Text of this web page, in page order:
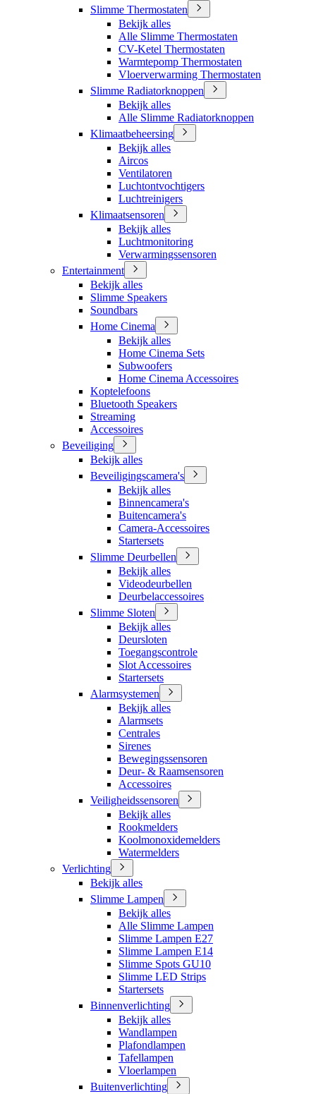
Slimme Thermostaten
Bekijk alles
Alle Slimme Thermostaten
CV-Ketel Thermostaten
Warmtepomp Thermostaten
Vloerverwarming Thermostaten
Slimme Radiatorknoppen
Bekijk alles
Alle Slimme Radiatorknoppen
Klimaatbeheersing
Bekijk alles
Aircos
Ventilatoren
Luchtontvochtigers
Luchtreinigers
Klimaatsensoren
Bekijk alles
Luchtmonitoring
Verwarmingssensoren
Entertainment
Bekijk alles
Slimme Speakers
Soundbars
Home Cinema
Bekijk alles
Home Cinema Sets
Subwoofers
Home Cinema Accessoires
Koptelefoons
Bluetooth Speakers
Streaming
Accessoires
Beveiliging
Bekijk alles
Beveiligingscamera's
Bekijk alles
Binnencamera's
Buitencamera's
Camera-Accessoires
Startersets
Slimme Deurbellen
Bekijk alles
Videodeurbellen
Deurbelaccessoires
Slimme Sloten
Bekijk alles
Deursloten
Toegangscontrole
Slot Accessoires
Startersets
Alarmsystemen
Bekijk alles
Alarmsets
Centrales
Sirenes
Bewegingssensoren
Deur- & Raamsensoren
Accessoires
Veiligheidssensoren
Bekijk alles
Rookmelders
Koolmonoxidemelders
Watermelders
Verlichting
Bekijk alles
Slimme Lampen
Bekijk alles
Alle Slimme Lampen
Slimme Lampen E27
Slimme Lampen E14
Slimme Spots GU10
Slimme LED Strips
Startersets
Binnenverlichting
Bekijk alles
Wandlampen
Plafondlampen
Tafellampen
Vloerlampen
Buitenverlichting